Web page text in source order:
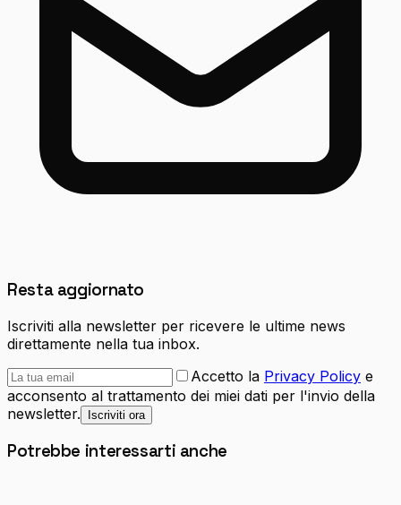
Resta aggiornato
Iscriviti alla newsletter per ricevere le ultime news
direttamente nella tua inbox.
Accetto la Privacy Policy e
acconsento al trattamento dei miei dati per l'invio della
newsletter.
Iscriviti ora
Potrebbe interessarti anche